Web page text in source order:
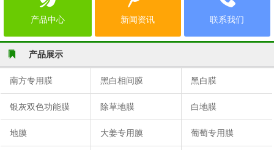
产品中心 新闻资讯 联系我们
产品展示
南方专用膜 黑白相间膜 黑白膜
银灰双色功能膜 除草地膜 白地膜
地膜 大姜专用膜 葡萄专用膜